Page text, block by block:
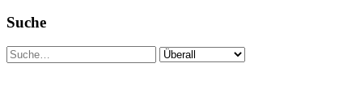
Suche